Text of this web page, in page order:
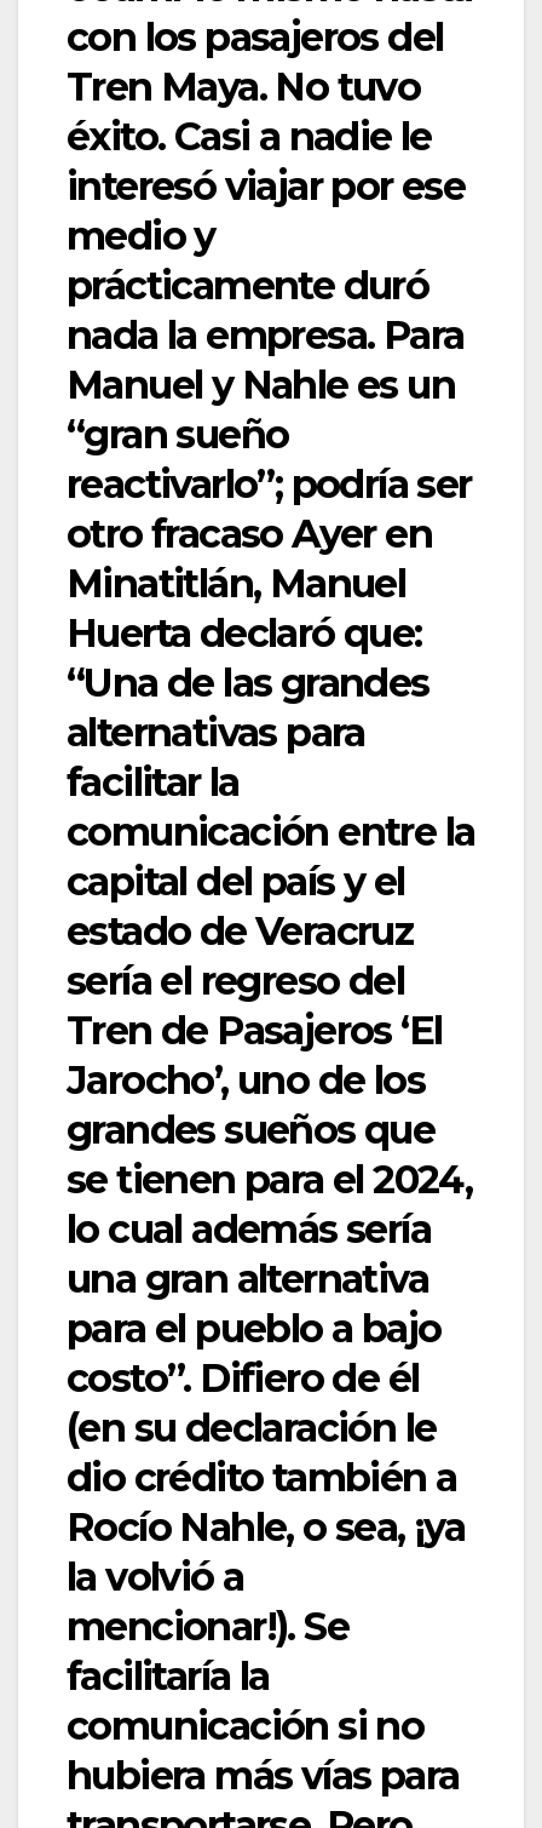
con los pasajeros del
Tren Maya. No tuvo
éxito. Casi a nadie le
interesó viajar por ese
medio y
prácticamente duró
nada la empresa. Para
Manuel y Nahle es un
“gran sueño
reactivarlo”; podría ser
otro fracaso Ayer en
Minatitlán, Manuel
Huerta declaró que:
“Una de las grandes
alternativas para
facilitar la
comunicación entre la
capital del país y el
estado de Veracruz
sería el regreso del
Tren de Pasajeros ‘El
Jarocho’, uno de los
grandes sueños que
se tienen para el 2024,
lo cual además sería
una gran alternativa
para el pueblo a bajo
costo”. Difiero de él
(en su declaración le
dio crédito también a
Rocío Nahle, o sea, ¡ya
la volvió a
mencionar!). Se
facilitaría la
comunicación si no
hubiera más vías para